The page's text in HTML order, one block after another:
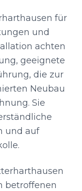
für
und
achten
geeignete
die zur
Neubau
Sie
und auf
betroffenen